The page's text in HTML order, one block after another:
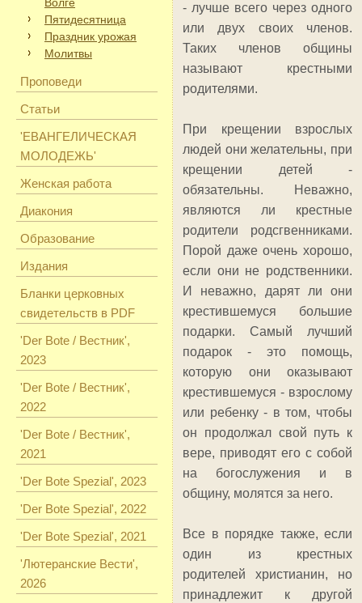
Пятидесятница
Праздник урожая
Молитвы
Проповеди
Статьи
'ЕВАНГЕЛИЧЕСКАЯ
МОЛОДЕЖЬ'
Женская работа
Диакония
Образование
Издания
Бланки церковных
свидетельств в PDF
'Der Bote / Вестник',
2023
'Der Bote / Вестник',
2022
'Der Bote / Вестник',
2021
'Der Bote Spezial', 2023
'Der Bote Spezial', 2022
'Der Bote Spezial', 2021
'Лютеранские Вести',
2026
- лучше всего через одного
или двух своих членов.
Таких членов общины
называют крестными
родителями.
При крещении взрослых
людей они желательны, при
крещении детей -
обязательны. Неважно,
являются ли крестные
родители родсгвенниками.
Порой даже очень хорошо,
если они не родственники.
И неважно, дарят ли они
крестившемуся большие
подарки. Самый лучший
подарок - это помощь,
которую они оказывают
крестившемуся - взрослому
или ребенку - в том, чтобы
он продолжал свой путь к
вере, приводят его с собой
на богослужения и в
общину, молятся за него.
Все в порядке также, если
один из крестных
родителей христианин, но
принадлежит к другой